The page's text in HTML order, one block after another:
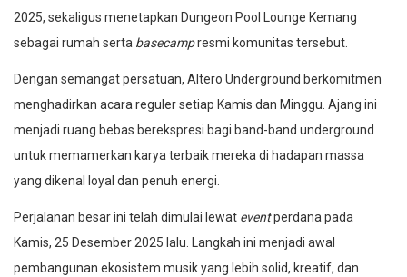
2025, sekaligus menetapkan Dungeon Pool Lounge Kemang
sebagai rumah serta basecampresmi komunitas tersebut.
Dengan semangat persatuan, Altero Underground berkomitmen
menghadirkan acara reguler setiap Kamis dan Minggu. Ajang ini
menjadi ruang bebas berekspresi bagi band-band underground
untuk memamerkan karya terbaik mereka di hadapan massa
yang dikenal loyal dan penuh energi.
Perjalanan besar ini telah dimulai lewat eventperdana pada
Kamis, 25 Desember 2025 lalu. Langkah ini menjadi awal
pembangunan ekosistem musik yang lebih solid, kreatif, dan